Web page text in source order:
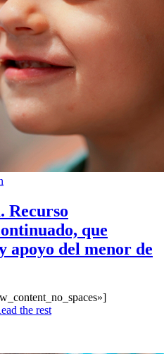
Recurso
que
apoyo del menor de
the rest